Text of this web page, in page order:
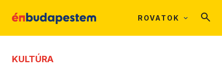
ROVATOK
KULTÚRA